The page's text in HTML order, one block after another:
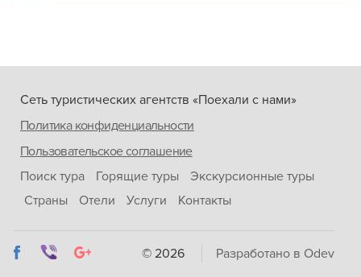
Сеть туристических агентств «Поехали с нами»
Политика конфиденциальности
Пользовательское соглашение
Поиск тура
Горящие туры
Экскурсионные туры
Страны
Отели Услуги Контакты
© 2026 Разработано в Odev